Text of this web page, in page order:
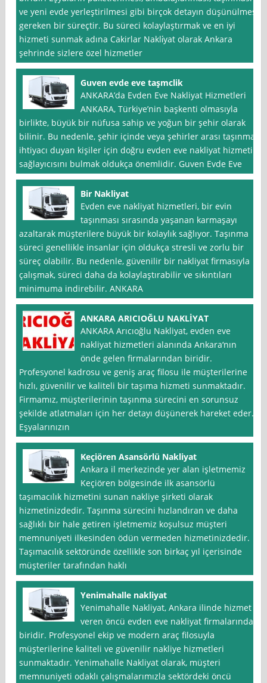
ve yeni evde yerleştirilmesi gibi birçok detayın düşünülmesi
gereken bir süreçtir. Bu süreci kolaylaştırmak ve en iyi
hizmeti sunmak adına Cakirlar Nakli̇yat olarak Ankara
şehrinde sizlere özel hizmetler
Guven evde eve taşmclik
ANKARA’da Evden Eve Nakliyat Hizmetleri
ANKARA, Türkiye’nin başkenti olmasıyla
birlikte, büyük bir nüfusa sahip ve yoğun bir şehir olarak
bilinir. Bu nedenle, şehir içinde veya şehirler arası taşınma
ihtiyacı duyan kişiler için doğru evden eve nakliyat hizmeti
sağlayıcısını bulmak oldukça önemlidir. Guven Evde Eve
Bir Nakliyat
Evden eve nakliyat hizmetleri, bir evin
taşınması sırasında yaşanan karmaşayı
azaltarak müşterilere büyük bir kolaylık sağlıyor. Taşınma
süreci genellikle insanlar için oldukça stresli ve zorlu bir
süreç olabilir. Bu nedenle, güvenilir bir nakliyat firmasıyla
çalışmak, süreci daha da kolaylaştırabilir ve sıkıntıları
minimuma indirebilir. ANKARA
ANKARA ARICIOĞLU NAKLİYAT
ANKARA Arıcıoğlu Nakliyat, evden eve
nakliyat hizmetleri alanında Ankara‘nın
önde gelen firmalarından biridir.
Profesyonel kadrosu ve geniş araç filosu ile müşterilerine
hızlı, güvenilir ve kaliteli bir taşıma hizmeti sunmaktadır.
Firmamız, müşterilerinin taşınma sürecini en sorunsuz
şekilde atlatmaları için her detayı düşünerek hareket eder.
Eşyalarınızın
Keçiören Asansörlü Nakliyat
Ankara il merkezinde yer alan işletmemiz
Keçiören bölgesinde ilk asansörlü
taşımacılık hizmetini sunan nakliye şirketi olarak
hizmetinizdedir. Taşınma sürecini hızlandıran ve daha
sağlıklı bir hale getiren işletmemiz koşulsuz müşteri
memnuniyeti ilkesinden ödün vermeden hizmetinizdedir.
Taşımacılık sektöründe özellikle son birkaç yıl içerisinde
müşteriler tarafından haklı
Yenimahalle nakliyat
Yenimahalle Nakliyat, Ankara ilinde hizmet
veren öncü evden eve nakliyat firmalarından
biridir. Profesyonel ekip ve modern araç filosuyla
müşterilerine kaliteli ve güvenilir nakliye hizmetleri
sunmaktadır. Yenimahalle Nakliyat olarak, müşteri
memnuniyeti odaklı çalışmalarımızla sektördeki öncü